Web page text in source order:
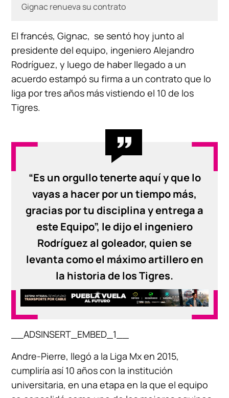
Gignac renueva su contrato
El francés, Gignac, se sentó hoy junto al
presidente del equipo, ingeniero Alejandro
Rodríguez, y luego de haber llegado a un
acuerdo estampó su firma a un contrato que lo
liga por tres años más vistiendo el 10 de los
Tigres.
“Es un orgullo tenerte aquí y que lo
vayas a hacer por un tiempo más,
gracias por tu disciplina y entrega a
este Equipo”, le dijo el ingeniero
Rodríguez al goleador, quien se
levanta como el máximo artillero en
la historia de los Tigres.
__ADSINSERT_EMBED_1__
Andre-Pierre, llegó a la Liga Mx en 2015,
cumpliría así 10 años con la institución
universitaria, en una etapa en la que el equipo